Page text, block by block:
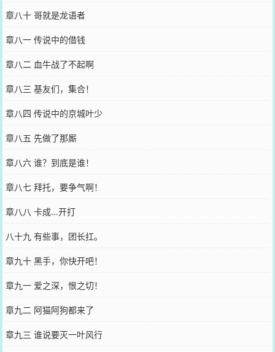
章八十 哥就是龙语者
章八一 传说中的借钱
章八二 血牛战了不起啊
章八三 基友们，集合！
章八四 传说中的京城叶少
章八五 先做了那厮
章八六 谁？到底是谁！
章八七 拜托，要争气啊！
章八八 卡成...开打
八十九 有些事，团长扛。
章九十 黑手，你快开吧！
章九一 爱之深，恨之切！
章九二 阿猫阿狗都来了
章九三 谁说要灭一叶风行